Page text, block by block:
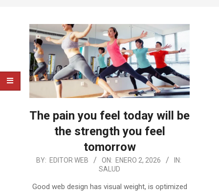
The pain you feel today will be
the strength you feel
tomorrow
2026-
02
BY: EDITOR WEB ON: ENERO 2, 2026
IN:
SALUD
Good web design has visual weight, is optimized